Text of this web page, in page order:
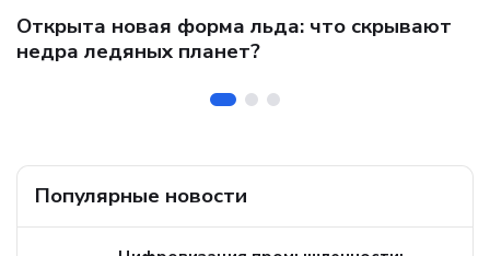
Открыта новая форма льда: что скрывают
недра ледяных планет?
Популярные новости